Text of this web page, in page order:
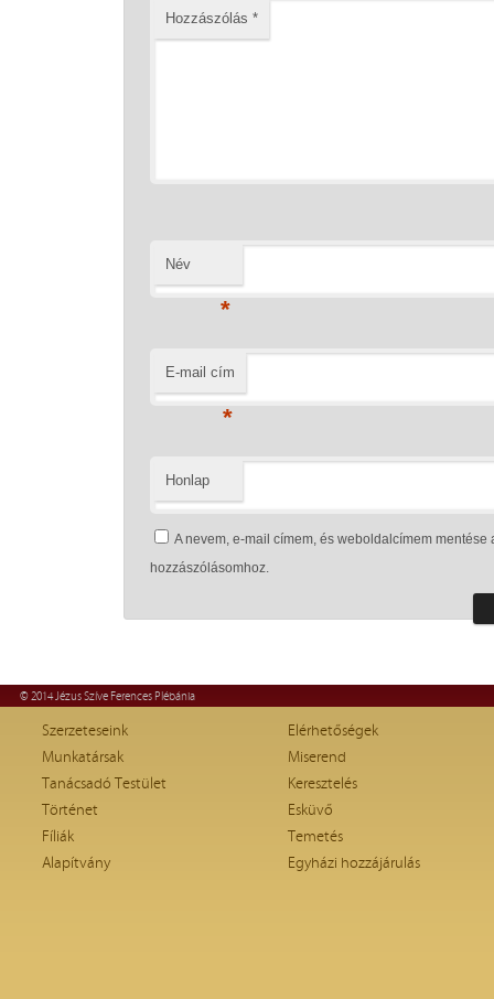
Hozzászólás *
Név
*
E-mail cím
*
Honlap
A nevem, e-mail címem, és weboldalcímem
hozzászólásomhoz.
© 2014 Jézus Szíve Ferences Plébánia
Szerzeteseink
Munkatársak
Tanácsadó Testület
Történet
Fíliák
Alapítvány
Elérhetőségek
Miserend
Keresztelés
Esküvő
Temetés
Egyházi hozzájárulás